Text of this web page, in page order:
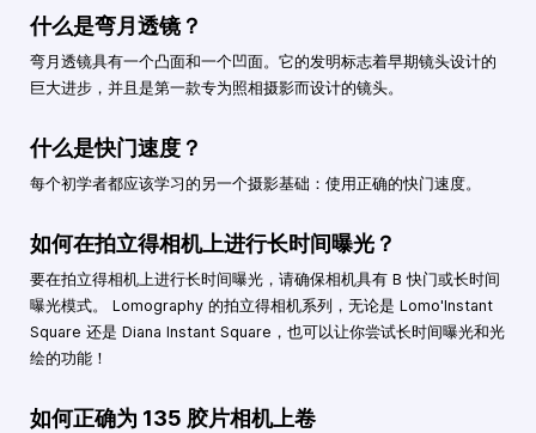
什么是弯月透镜？
弯月透镜具有一个凸面和一个凹面。它的发明标志着早期镜头设计的
巨大进步，并且是第一款专为照相摄影而设计的镜头。
什么是快门速度？
每个初学者都应该学习的另一个摄影基础：使用正确的快门速度。
如何在拍立得相机上进行长时间曝光？
要在拍立得相机上进行长时间曝光，请确保相机具有 B 快门或长时间
曝光模式。 Lomography 的拍立得相机系列，无论是 Lomo'Instant
Square 还是 Diana Instant Square，也可以让你尝试长时间曝光和光
绘的功能！
如何正确为 135 胶片相机上卷